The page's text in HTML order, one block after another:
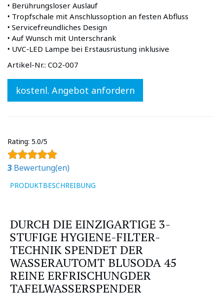
• Berührungsloser Auslauf
• Tropfschale mit Anschlussoption an festen Abfluss
• Servicefreundliches Design
• Auf Wunsch mit Unterschrank
• UVC-LED Lampe bei Erstausrüstung inklusive
Artikel-Nr.: CO2-007
kostenl. Angebot anfordern
Rating: 5.0/5
3 Bewertung(en)
PRODUKTBESCHREIBUNG
DURCH DIE EINZIGARTIGE 3-
STUFIGE HYGIENE-FILTER-
TECHNIK SPENDET DER
WASSERAUTOMT BLUSODA 45
REINE ERFRISCHUNGDER
TAFELWASSERSPENDER